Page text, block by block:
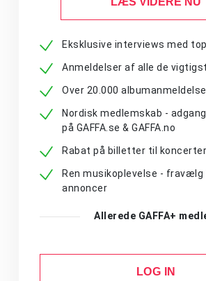
Eksklusive interviews med
Anmeldelser af alle de
Over 20.000
Nordisk medlemskab -
på GAFFA.se & GAFFA.no
Rabat på billetter til
Ren musikoplevelse -
annoncer
Allerede GAFFA+
LOG IN